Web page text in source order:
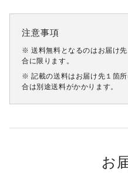
注意事項
※ 送料無料となるのはお届け
合に限ります。
※ 記載の送料はお届け先１箇
合は別途送料がかかります。
お